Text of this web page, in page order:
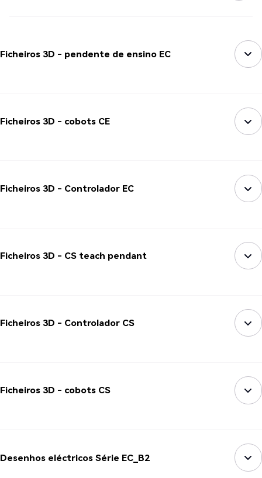
Ficheiros 3D - pendente de ensino EC
Ficheiros 3D - cobots CE
Ficheiros 3D - Controlador EC
Ficheiros 3D - CS teach pendant
Ficheiros 3D - Controlador CS
Ficheiros 3D - cobots CS
Desenhos eléctricos Série EC_B2